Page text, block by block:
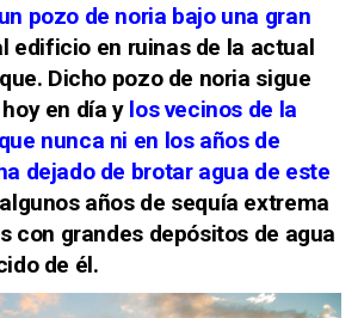
pozo de noria bajo una gran
edificio en ruinas de la actual
Dicho pozo de noria sigue
en día ylos vecinos de la
nunca ni en los años de
dejado de brotar agua de este
años de sequía extrema
con grandes depósitos de agua
de él.